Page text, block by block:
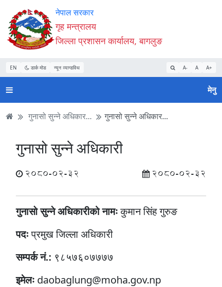
Accessibility
Mode
सुरु
गर्नुहोस्
सामाग्री
पढ्नुहाेस्
नेभिगेसन
पढ्नुहाेस्
वेबसाइट
खोजमा
जानुहोस्
नेपाल सरकार
गृह मन्त्रालय
जिल्ला प्रशासन कार्यालय, बागलुङ
EN डार्क मोड न्यून व्यान्डविथ A- A A+
मेनु
गुनासो सुन्ने अधिकार... गुनासो सुन्ने अधिकार...
गुनासो सुन्ने अधिकारी
2080-02-32 2080-02-32
गुनासो सुन्‍ने अधिकारीको नामःकुमान सिंह गुरुङ
पदःप्रमुख जिल्ला अधिकारी
सम्पर्क नं.: ९८५७६०७७७७
इमेलः daobaglung@moha.gov.np